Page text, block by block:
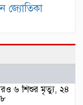
জ্যোতিকা
৬ শিশুর মৃত্যু, ২৪